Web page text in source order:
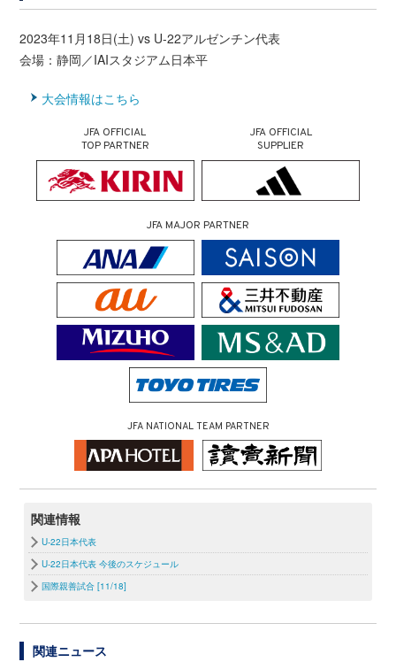
2023年11月18日(土) vs U-22アルゼンチン代表
会場：静岡／IAIスタジアム日本平
大会情報はこちら
JFA OFFICIAL
TOP PARTNER
JFA OFFICIAL
SUPPLIER
JFA MAJOR PARTNER
JFA NATIONAL TEAM PARTNER
関連情報
U-22日本代表
U-22日本代表 今後のスケジュール
国際親善試合 [11/18]
関連ニュース